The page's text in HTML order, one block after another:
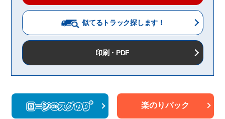
似てるトラック探します！
印刷・PDF
楽のりパック